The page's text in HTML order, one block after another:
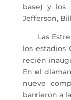
base) y los
Jefferson,
Las
los estadios
recién
En el
nueve
barrieron a